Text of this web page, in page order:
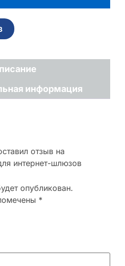
информация
отзыв на
интернет-шлюзов
опубликован.
*